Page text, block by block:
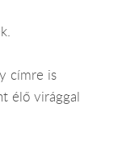
címre is
élő virággal